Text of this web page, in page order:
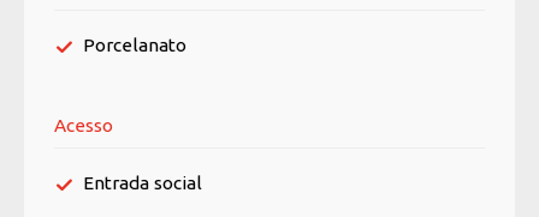
Porcelanato
Acesso
Entrada social